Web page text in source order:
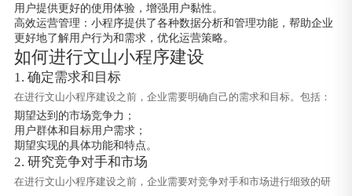
用户提供更好的使用体验，增强用户黏性。
高效运营管理：小程序提供了各种数据分析和管理功能，帮助企业
更好地了解用户行为和需求，优化运营策略。
如何进行文山小程序建设
1. 确定需求和目标
在进行文山小程序建设之前，企业需要明确自己的需求和目标。包括：
期望达到的市场竞争力；
用户群体和目标用户需求；
期望实现的具体功能和特点。
2. 研究竞争对手和市场
在进行文山小程序建设之前，企业需要对竞争对手和市场进行细致的研